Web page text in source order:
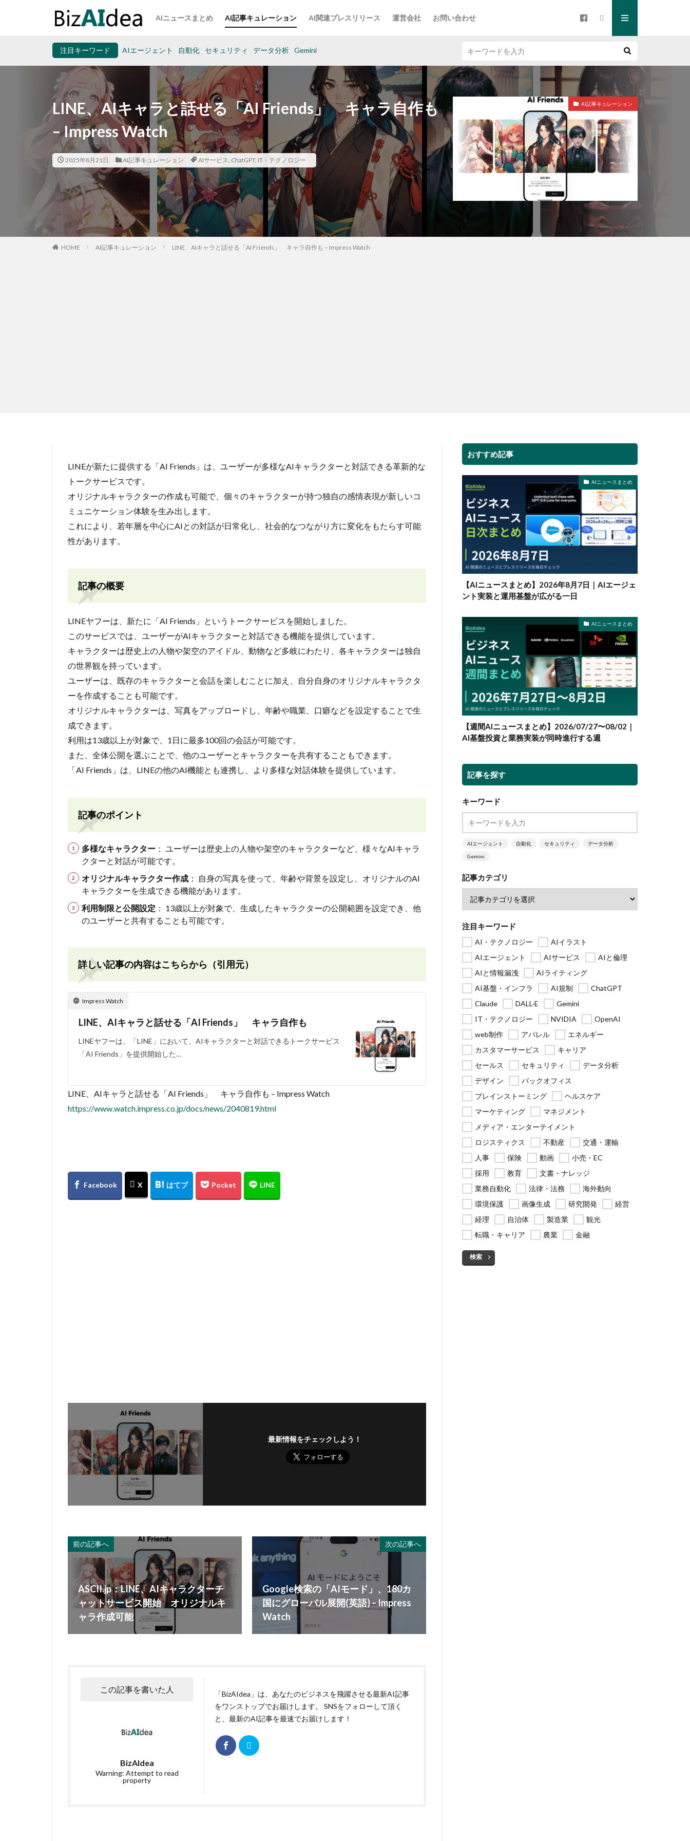
AIニュースまとめ AI記事キュレーション AI関連プレスリリース 運営会社 お問い合わせ
注目キーワード AIエージェント 自動化 セキュリティ データ分析 Gemini
LINE、AIキャラと話せる「AI Friends」 キャラ自作も
– Impress Watch
2025年8月21日 AI記事キュレーション AIサービス, ChatGPT, IT・テクノロジー
AI記事キュレーション
HOME AI記事キュレーション LINE、AIキャラと話せる「AI Friends」 キャラ自作も – Impress Watch
LINEが新たに提供する「AI Friends」は、ユーザーが多様なAIキャラクターと対話できる革新的な
トークサービスです。
オリジナルキャラクターの作成も可能で、個々のキャラクターが持つ独自の感情表現が新しいコ
ミュニケーション体験を生み出します。
これにより、若年層を中心にAIとの対話が日常化し、社会的なつながり方に変化をもたらす可能
性があります。
記事の概要
LINEヤフーは、新たに「AI Friends」というトークサービスを開始しました。
このサービスでは、ユーザーがAIキャラクターと対話できる機能を提供しています。
キャラクターは歴史上の人物や架空のアイドル、動物など多岐にわたり、各キャラクターは独自
の世界観を持っています。
ユーザーは、既存のキャラクターと会話を楽しむことに加え、自分自身のオリジナルキャラクタ
ーを作成することも可能です。
オリジナルキャラクターは、写真をアップロードし、年齢や職業、口癖などを設定することで生
成できます。
利用は13歳以上が対象で、1日に最多100回の会話が可能です。
また、全体公開を選ぶことで、他のユーザーとキャラクターを共有することもできます。
「AI Friends」は、LINEの他のAI機能とも連携し、より多様な対話体験を提供しています。
記事のポイント
多様なキャラクター ： ユーザーは歴史上の人物や架空のキャラクターなど、様々なAIキャラ
クターと対話が可能です。
オリジナルキャラクター作成 ： 自身の写真を使って、年齢や背景を設定し、オリジナルのAI
キャラクターを生成できる機能があります。
利用制限と公開設定 ： 13歳以上が対象で、生成したキャラクターの公開範囲を設定でき、他
のユーザーと共有することも可能です。
詳しい記事の内容はこちらから（引用元）
Impress Watch
LINE、AIキャラと話せる「AI Friends」 キャラ自作も
LINEヤフーは、「LINE」において、AIキャラクターと対話できるトークサービス
「AI Friends」を提供開始した…
LINE、AIキャラと話せる「AI Friends」 キャラ自作も – Impress Watch
https://www.watch.impress.co.jp/docs/news/2040819.html
最新情報をチェックしよう！
前の記事へ
ASCII.jp：LINE、AIキャラクターチ
ャットサービス開始 オリジナルキ
ャラ作成可能
次の記事へ
Google検索の「AIモード」、180カ
国にグローバル展開(英語) – Impress
Watch
この記事を書いた人
BizAIdea
Warning: Attempt to read
property
「BizAIdea」は、あなたのビジネスを飛躍させる最新AI記事
をワンストップでお届けします。 SNSをフォローして頂く
と、最新のAI記事を最速でお届けします！
おすすめ記事
AIニュースまとめ
【AIニュースまとめ】2026年8月7日｜AIエージェ
ント実装と運用基盤が広がる一日
AIニュースまとめ
【週間AIニュースまとめ】2026/07/27〜08/02｜
AI基盤投資と業務実装が同時進行する週
記事を探す
キーワード
AIエージェント 自動化 セキュリティ データ分析
Gemini
記事カテゴリ
注目キーワード
AI・テクノロジー
AIイラスト
AIエージェント
AIサービス
AIと倫理
AIと情報漏洩
AIライティング
AI基盤・インフラ
AI規制
ChatGPT
Claude
DALL·E
Gemini
IT・テクノロジー
NVIDIA
OpenAI
web制作
アパレル
エネルギー
カスタマーサービス
キャリア
セールス
セキュリティ
データ分析
デザイン
バックオフィス
ブレインストーミング
ヘルスケア
マーケティング
マネジメント
メディア・エンターテイメント
ロジスティクス
不動産
交通・運輸
人事
保険 動画
小売・EC
採用
教育
文書・ナレッジ
業務自動化
法律・法務
海外動向
環境保護
画像生成 研究開発
経営
経理
自治体 製造業
観光
転職・キャリア
農業 金融
検索